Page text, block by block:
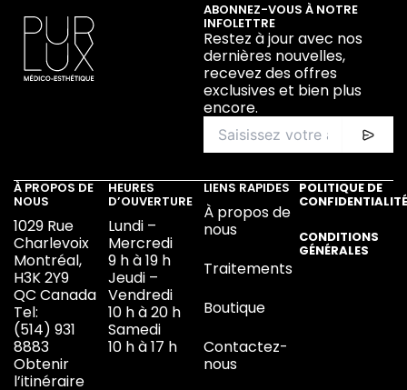
ABONNEZ-VOUS À NOTRE
INFOLETTRE
Restez à jour avec nos
dernières nouvelles,
recevez des offres
exclusives et bien plus
encore.
À PROPOS DE
NOUS
1029 Rue
Charlevoix
Montréal,
H3K 2Y9
QC Canada
Tel:
(514) 931
8883
Obtenir
l’itinéraire
HEURES
D’OUVERTURE
Lundi –
Mercredi
9 h à 19 h
Jeudi –
Vendredi
10 h à 20 h
Samedi
10 h à 17 h
LIENS RAPIDES
À propos de
nous
Traitements
Boutique
Contactez-
nous
POLITIQUE DE
CONFIDENTIALITÉ
CONDITIONS
GÉNÉRALES